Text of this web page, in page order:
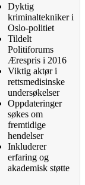
Dyktig
kriminaltekniker i
Oslo-politiet
Tildelt
Politiforums
Ærespris i 2016
Viktig aktør i
rettsmedisinske
undersøkelser
Oppdateringer
søkes om
fremtidige
hendelser
Inkluderer
erfaring og
akademisk støtte